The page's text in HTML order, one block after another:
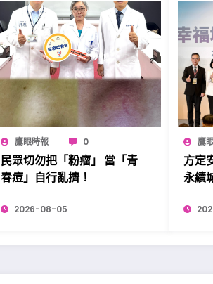
鷹眼時報 0
民眾切勿把「粉瘤」 當「青
春痘」自行亂擠！
2026-08-05
鷹
方定
永續